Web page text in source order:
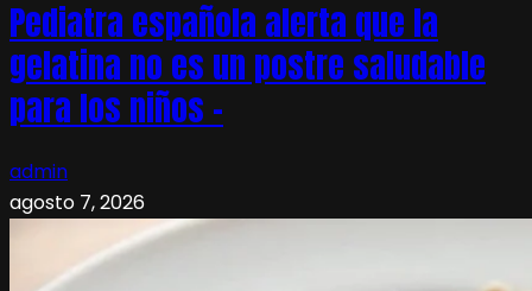
Pediatra española alerta que la
gelatina no es un postre saludable
para los niños –
admin
agosto 7, 2026